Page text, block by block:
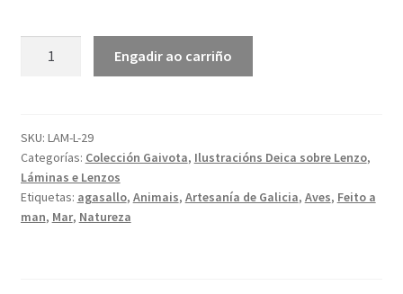
Engadir ao carriño
SKU: LAM-L-29
Categorías: Colección Gaivota, Ilustracións Deica sobre Lenzo,
Láminas e Lenzos
Etiquetas: agasallo, Animais, Artesanía de Galicia, Aves, Feito a
man, Mar, Natureza